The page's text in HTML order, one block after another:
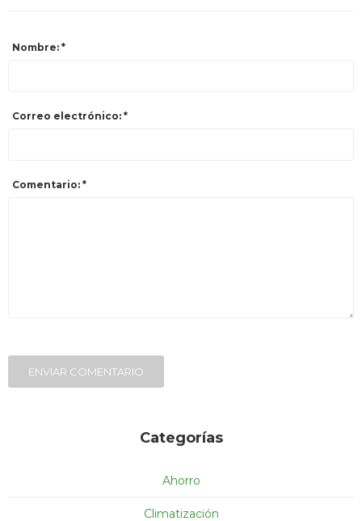
Nombre: *
Correo electrónico: *
Comentario: *
ENVIAR COMENTARIO
Categorías
Ahorro
Climatización